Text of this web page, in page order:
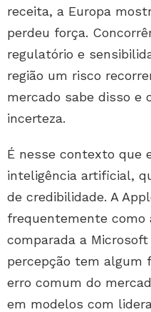
receita, a Europa
perdeu força.
regulatório e
região um risco
mercado sabe disso e
incerteza.
É nesse contexto que
inteligência artificial,
de credibilidade. A
frequentemente como
comparada a
percepção tem algum
erro comum do
em modelos com